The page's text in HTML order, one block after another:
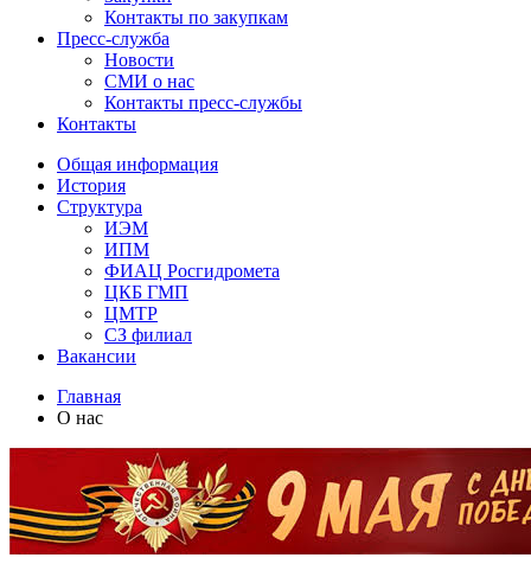
Контакты по закупкам
Пресс-служба
Новости
СМИ о нас
Контакты пресс-службы
Контакты
Общая информация
История
Структура
ИЭМ
ИПМ
ФИАЦ Росгидромета
ЦКБ ГМП
ЦМТР
СЗ филиал
Вакансии
Главная
О нас